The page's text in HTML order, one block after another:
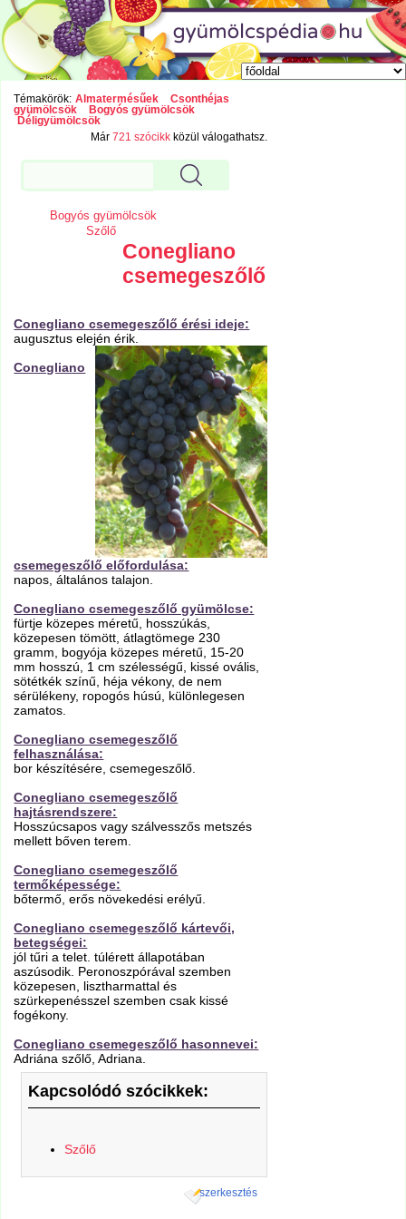
Témakörök: Almatermésűek
Csonthéjas
gyümölcsök
Bogyós gyümölcsök
Déligyümölcsök
Már721 szócikk közül válogathatsz.
Bogyós gyümölcsök
Szőlő
Conegliano
csemegeszőlő
Conegliano csemegeszőlő érési ideje:
augusztus elején érik.
Conegliano
csemegeszőlő előfordulása:
napos, általános talajon.
Conegliano csemegeszőlő gyümölcse:
fürtje közepes méretű, hosszúkás,
közepesen tömött, átlagtömege 230
gramm, bogyója közepes méretű, 15-20
mm hosszú, 1 cm szélességű, kissé ovális,
sötétkék színű, héja vékony, de nem
sérülékeny, ropogós húsú, különlegesen
zamatos.
Conegliano csemegeszőlő
felhasználása:
bor készítésére, csemegeszőlő.
Conegliano csemegeszőlő
hajtásrendszere:
Hosszúcsapos vagy szálvesszős metszés
mellett bőven terem.
Conegliano csemegeszőlő
termőképessége:
bőtermő, erős növekedési erélyű.
Conegliano csemegeszőlő kártevői,
betegségei:
jól tűri a telet. túlérett állapotában
aszúsodik. Peronoszpórával szemben
közepesen, lisztharmattal és
szürkepenésszel szemben csak kissé
fogékony.
Conegliano csemegeszőlő hasonnevei:
Adriána szőlő, Adriana.
Kapcsolódó szócikkek:
Szőlő
szerkesztés